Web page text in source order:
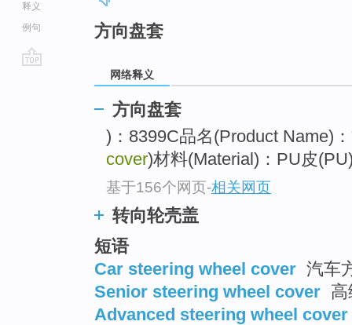
释义
例句
方向盘套
网络释义
方向盘套
)：8399C品名(Product Name)：
cover)材料(Material)：PU皮
基于156个网页-相关网页
转向轮壳盖
短语
Car steering wheel cover 汽车
Senior steering wheel cover
Advanced steering wheel cover